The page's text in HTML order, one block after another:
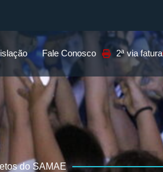
Fale Conosco 2ª via fatura
do SAMAE